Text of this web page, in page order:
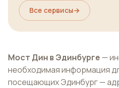
Все сервисы→
Мост Дин в Эдинбурге —
необходимая информация
посещающих Эдинбург —